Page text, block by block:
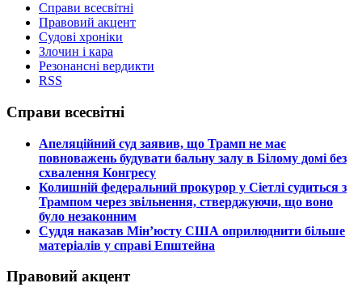
Справи всесвітні
Правовий акцент
Судові хроніки
Злочин і кара
Резонансні вердикти
RSS
Справи всесвітні
​Апеляційний суд заявив, що Трамп не має
повноважень будувати бальну залу в Білому домі без
схвалення Конгресу
​Колишній федеральний прокурор у Сіетлі судиться з
Трампом через звільнення, стверджуючи, що воно
було незаконним
​Суддя наказав Мін’юсту США оприлюднити більше
матеріалів у справі Епштейна
Правовий акцент